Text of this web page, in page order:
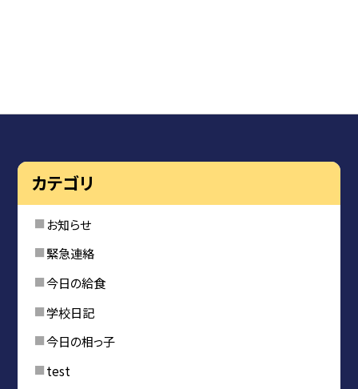
カテゴリ
お知らせ
緊急連絡
今日の給食
学校日記
今日の相っ子
test